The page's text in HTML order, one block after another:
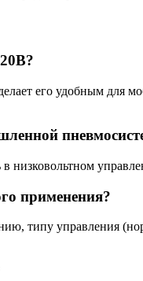
его удобным
низковольтном
применения?
типу управления